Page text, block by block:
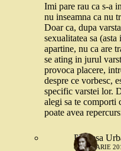
Imi pare rau ca s-a
nu inseamna ca nu
Doar ca, dupa
sexualitatea sa
apartine, nu ca are
se ating in jurul
provoca placere,
despre ce vorbesc,
specific varstei lor.
alegi sa te comporti
poate avea
Printesa
8 IANUARIE